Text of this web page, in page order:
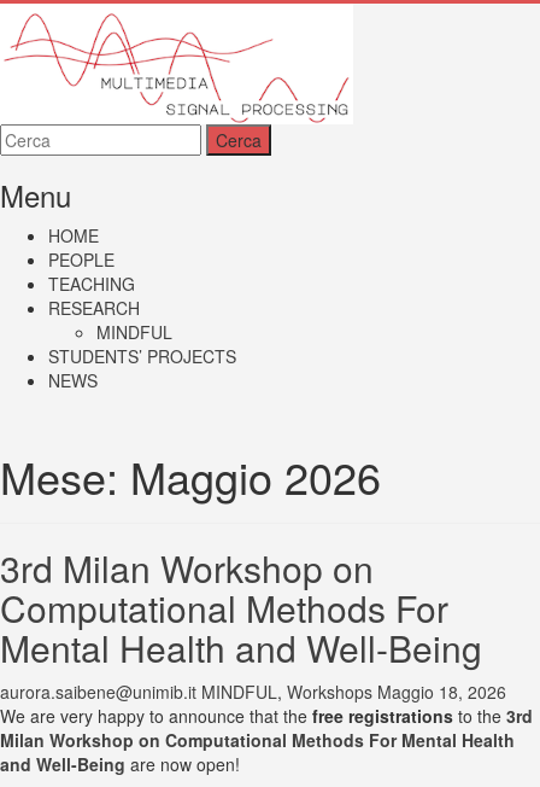
MMSP
Menu
HOME
PEOPLE
TEACHING
RESEARCH
MINDFUL
STUDENTS’ PROJECTS
NEWS
Mese: Maggio 2026
3rd Milan Workshop on
Computational Methods For
Mental Health and Well-Being
aurora.saibene@unimib.it MINDFUL, Workshops Maggio 18, 2026
We are very happy to announce that the free registrations to the 3rd
Milan Workshop on Computational Methods For Mental Health
and Well-Being are now open!